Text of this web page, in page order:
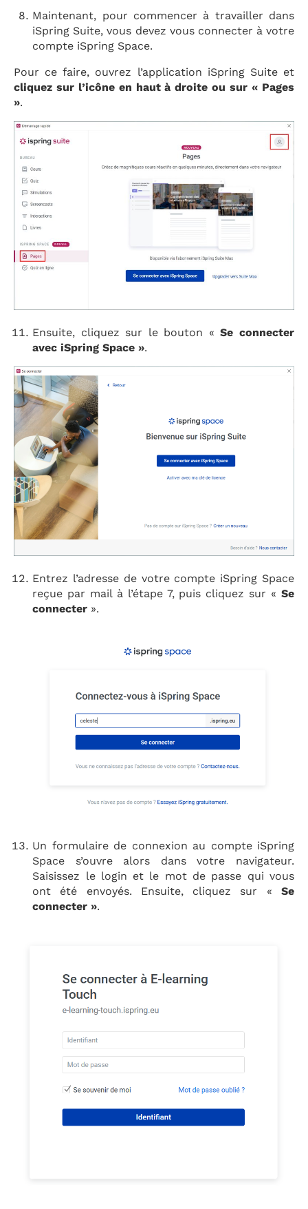
Maintenant, pour commencer à travailler dans
iSpring Suite, vous devez vous connecter à votre
compte iSpring Space.
Pour ce faire, ouvrez l’application iSpring Suite et
cliquez sur l’icône en haut à droite ou sur « Pages
».
Ensuite, cliquez sur le bouton «Se connecter
avec iSpring Space ».
Entrez l’adresse de votre compte iSpring Space
reçue par mail à l’étape 7, puis cliquez sur « Se
connecter ».
Un formulaire de connexion au compte iSpring
Space s’ouvre alors dans votre navigateur.
Saisissez le login et le mot de passe qui vous
ont été envoyés. Ensuite, cliquez sur « Se
connecter ».